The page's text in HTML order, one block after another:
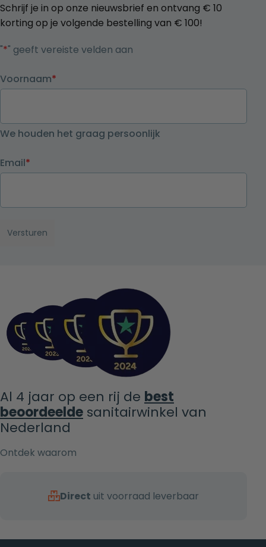
Schrijf je in op onze nieuwsbrief en ontvang € 10
korting op je volgende bestelling van € 100!
"*" geeft vereiste velden aan
Voornaam*
We houden het graag persoonlijk
Email*
Al 4 jaar op een rij de best
beoordeelde sanitairwinkel van
Nederland
Ontdek waarom
Direct uit voorraad leverbaar